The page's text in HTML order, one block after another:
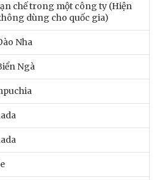
chế trong một công ty (Hiện
dùng cho quốc gia)
Nha
Ngà